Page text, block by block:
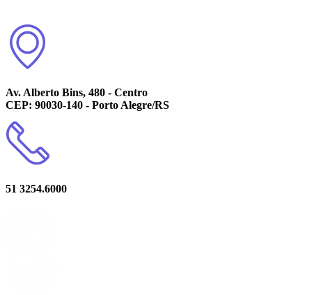
Av. Alberto Bins, 480 - Centro
CEP: 90030-140 - Porto Alegre/RS
51 3254.6000